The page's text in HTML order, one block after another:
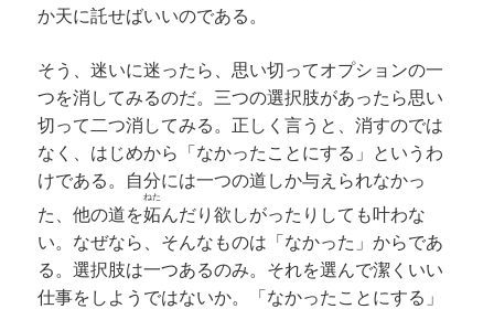
か天に託せばいいのである。
そう、迷いに迷ったら、思い切ってオプションの一
つを消してみるのだ。三つの選択肢があったら思い
切って二つ消してみる。正しく言うと、消すのでは
なく、はじめから「なかったことにする」というわ
けである。自分には一つの道しか与えられなかっ
た、他の道を妬
ねた
んだり欲しがったりしても叶わな
い。なぜなら、そんなものは「なかった」からであ
る。選択肢は一つあるのみ。それを選んで潔くいい
仕事をしようではないか。「なかったことにする」